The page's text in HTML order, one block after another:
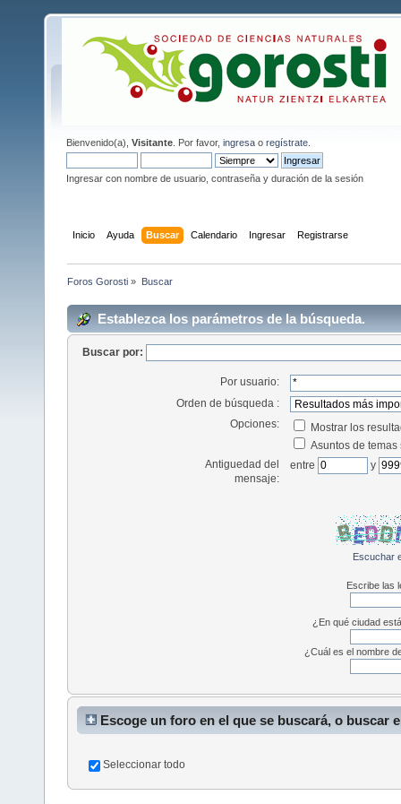
Bienvenido(a), Visitante . Por favor, ingresa o regístrate
Ingresar con nombre de usuario, contraseña y duración de la sesión
Inicio Ayuda Buscar Calendario Ingresar Registrarse
Foros Gorosti » Buscar
Establezca los parámetros de la búsqueda.
Buscar por:
Por usuario:
Orden de búsqueda :
Opciones:
Mostrar los
Asuntos de temas
Antiguedad del
mensaje:
entre y
Escuchar
Escribe las
¿En qué ciudad
¿Cuál es el nombre
Escoge un foro en el que se buscará, o buscar
Seleccionar todo